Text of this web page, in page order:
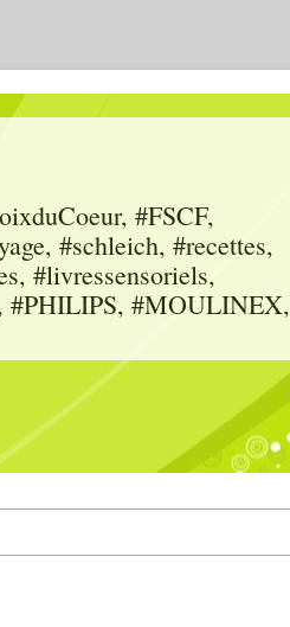
#FSCF,
#schleich, #recettes,
#livressensoriels,
#PHILIPS, #MOULINEX,